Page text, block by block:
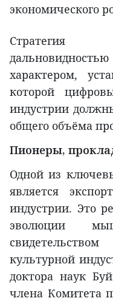
экономического
Стратегия
характером,
которой
индустрии
общего объёма
Пионеры,
Одной из
является
индустрии. Это
эволюции
культурной
доктора наук
члена Комитета